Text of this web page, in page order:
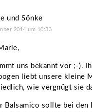
und Sönke
2014 um 10:33
uns bekannt vor ;-).
liebt unsere kleine
wie vergnügt sie
Balsamico sollte bei den